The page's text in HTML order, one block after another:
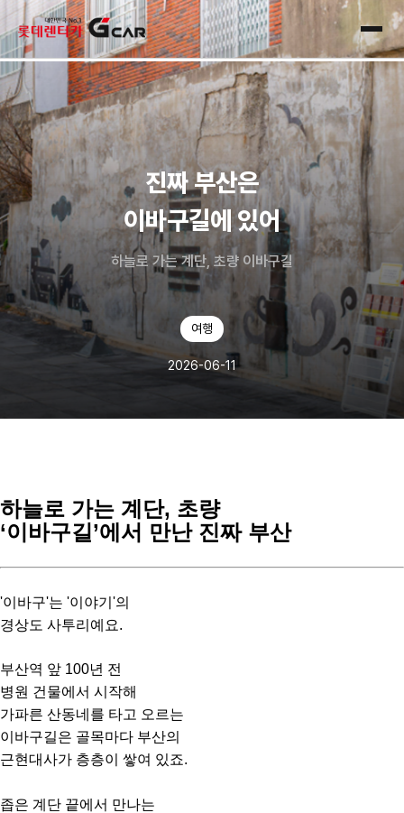
skip navigation
전체
진짜 부산은
이바구길에 있어
하늘로 가는 계단, 초량 이바구길
여행
2026-06-11
하늘로 가는 계단, 초량
‘이바구길’에서 만난 진짜 부산
'이바구'는 '이야기'의
경상도 사투리예요.
부산역 앞 100년 전
병원 건물에서 시작해
가파른 산동네를 타고 오르는
이바구길은 골목마다 부산의
근현대사가 층층이 쌓여 있죠.
좁은 계단 끝에서 만나는